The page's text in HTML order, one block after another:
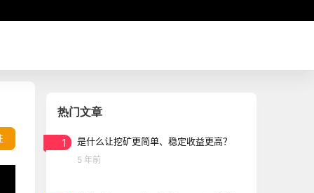
热门文章
1 是什么让挖矿更简单、稳定收益更高？
5 年前